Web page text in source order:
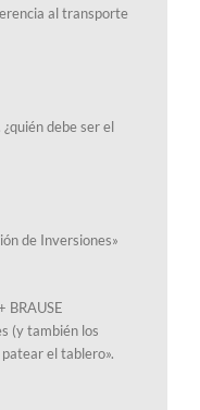
al transporte
debe ser el
de Inversiones»
BRAUSE
(y también los
el tablero».